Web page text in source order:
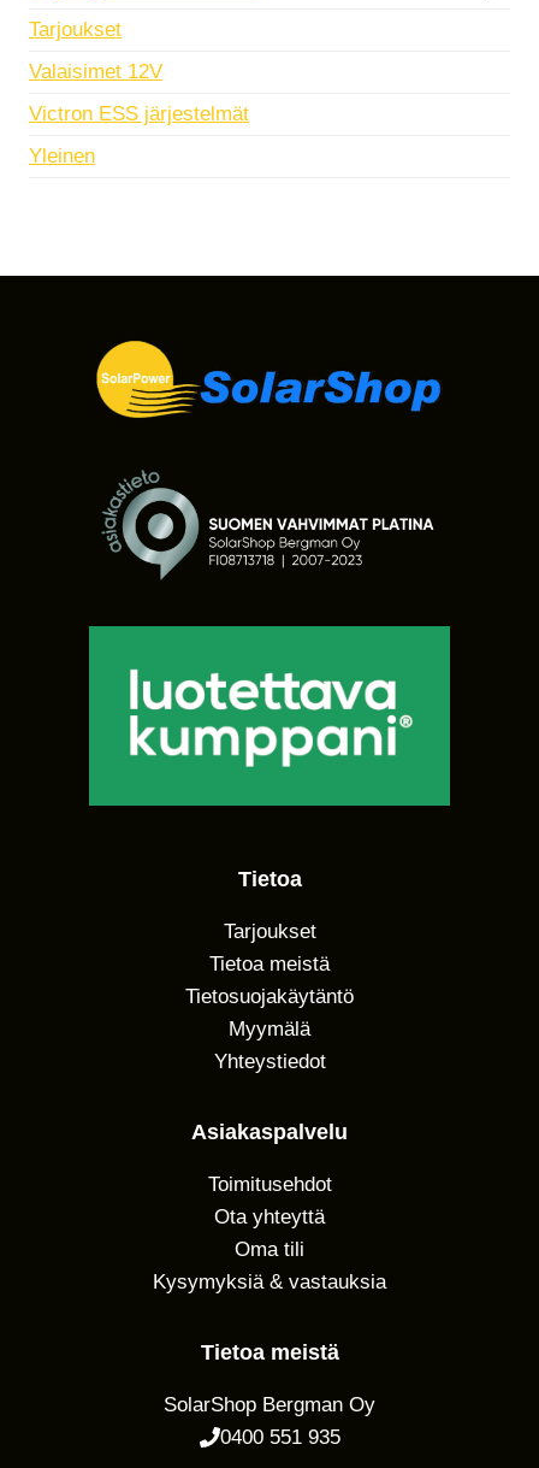
Tarjoukset
Valaisimet 12V
Victron ESS järjestelmät
Yleinen
Tietoa
Tarjoukset
Tietoa meistä
Tietosuojakäytäntö
Myymälä
Yhteystiedot
Asiakaspalvelu
Toimitusehdot
Ota yhteyttä
Oma tili
Kysymyksiä & vastauksia
Tietoa meistä
SolarShop Bergman Oy
0400 551 935